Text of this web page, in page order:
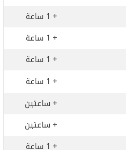
+ 1 ساعة
+ 1 ساعة
+ 1 ساعة
+ 1 ساعة
+ ساعتين
+ ساعتين
+ 1 ساعة